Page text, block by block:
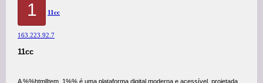
1 11cc
163.223.92.7
11cc
A %%htmlItem_1%% é uma plataforma digital moderna e acessível, projetada